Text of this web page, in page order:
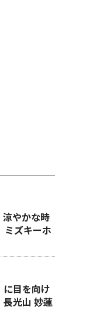
涼やかな時
ズキーホ
に目を向け
光山 妙蓮